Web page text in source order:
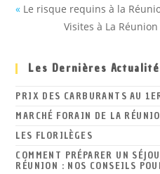
« Le risque requins à la
Visites à La
Les Dernières
PRIX DES CARBURANTS AU
MARCHÉ FORAIN DE LA
LES FLORILÈGES
COMMENT PRÉPARER UN
RÉUNION : NOS CONSEILS